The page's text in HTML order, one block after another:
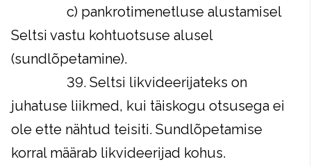
c) pankrotimenetluse alustamisel
Seltsi vastu kohtuotsuse alusel
(sundlõpetamine).
39. Seltsi likvideerijateks on
juhatuse liikmed, kui täiskogu otsusega ei
ole ette nähtud teisiti. Sundlõpetamise
korral määrab likvideerijad kohus.